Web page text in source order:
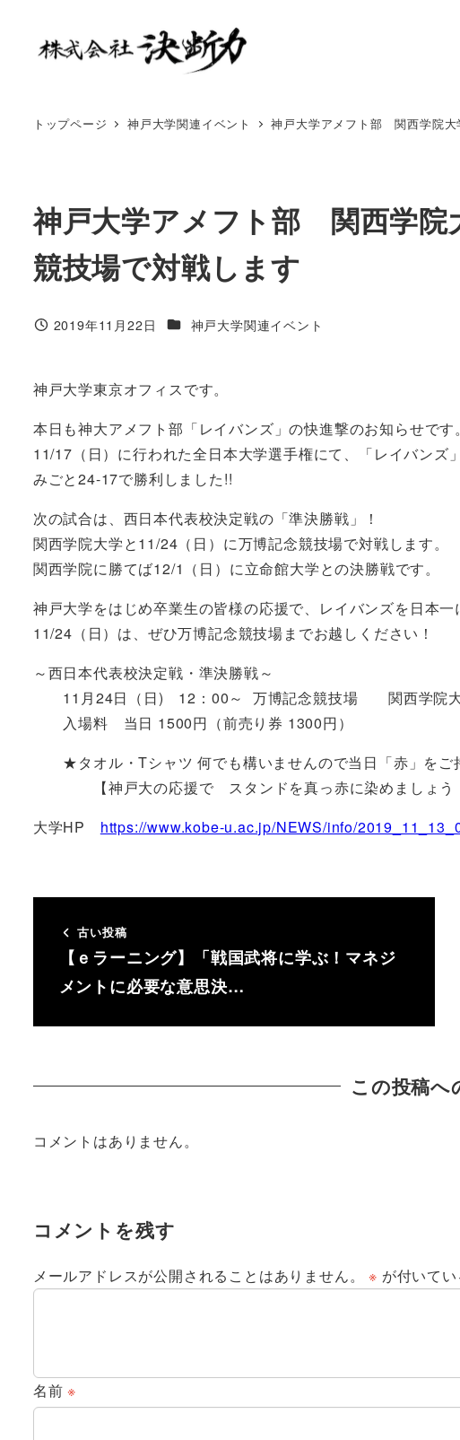
トップページ 神戸大学関連イベント 神戸大学アメフト部 関西学院大
神戸大学アメフト部 関西学院
競技場で対戦します
2019年11月22日 神戸大学関連イベント
神戸大学東京オフィスです。
本日も神大アメフト部「レイバンズ」の快進撃のお知らせです。
11/17（日）に行われた全日本大学選手権にて、「レイバンズ
みごと24-17で勝利しました!!
次の試合は、西日本代表校決定戦の「準決勝戦」！
関西学院大学と11/24（日）に万博記念競技場で対戦します。
関西学院に勝てば12/1（日）に立命館大学との決勝戦です。
神戸大学をはじめ卒業生の皆様の応援で、レイバンズを日本一
11/24（日）は、ぜひ万博記念競技場までお越しください！
～西日本代表校決定戦・準決勝戦～
11月24日（日) 12：00～ 万博記念競技場 関西学院大
入場料 当日 1500円（前売り券 1300円）
★タオル・Tシャツ 何でも構いませんので当日「赤」をご
【神戸大の応援で スタンドを真っ赤に染めましょう
大学HP https://www.kobe-u.ac.jp/NEWS/info/
古い投稿
【ｅラーニング】「戦国武将に学ぶ！マネジ
メントに必要な意思決…
この投稿へ
コメントはありません。
コメントを残す
メールアドレスが公開されることはありません。 ※ が付いて
名前※